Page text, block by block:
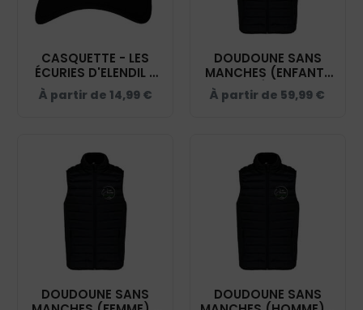
CASQUETTE - LES
ÉCURIES D'ELENDIL -
NOIR - BF015
À partir de 14,99 €
DOUDOUNE SANS
MANCHES (ENFANT)
- LES ÉCURIES
D'ELENDIL - NOIR -
À partir de 59,99 €
DOUDOUNE SANS
DOUDOUNE SANS